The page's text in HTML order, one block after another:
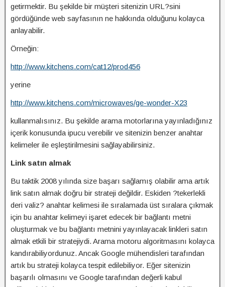
getirmektir. Bu şekilde bir müşteri sitenizin URL?sini
gördüğünde web sayfasının ne hakkında olduğunu kolayca
anlayabilir.
Örneğin:
http://www.kitchens.com/cat12/prod456
yerine
http://www.kitchens.com/microwaves/ge-wonder-X23
kullanmalısınız. Bu şekilde arama motorlarına yayınladığınız
içerik konusunda ipucu verebilir ve sitenizin benzer anahtar
kelimeler ile eşleştirilmesini sağlayabilirsiniz.
Link satın almak
Bu taktik 2008 yılında size başarı sağlamış olabilir ama artık
link satın almak doğru bir strateji değildir. Eskiden ?tekerlekli
deri valiz? anahtar kelimesi ile sıralamada üst sıralara çıkmak
için bu anahtar kelimeyi işaret edecek bir bağlantı metni
oluşturmak ve bu bağlantı metnini yayınlayacak linkleri satın
almak etkili bir stratejiydi. Arama motoru algoritmasını kolayca
kandırabiliyordunuz. Ancak Google mühendisleri tarafından
artık bu strateji kolayca tespit edilebiliyor. Eğer sitenizin
başarılı olmasını ve Google tarafından değerli kabul